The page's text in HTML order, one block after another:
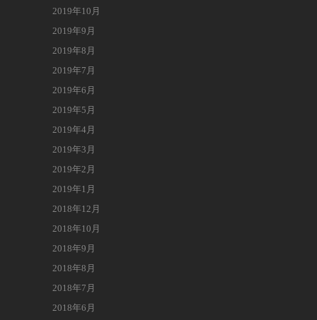
2019年10月
2019年9月
2019年8月
2019年7月
2019年6月
2019年5月
2019年4月
2019年3月
2019年2月
2019年1月
2018年12月
2018年10月
2018年9月
2018年8月
2018年7月
2018年6月